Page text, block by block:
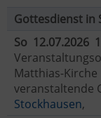
Gottesdienst in
So 12.07.2026
Matthias-Kirche
veranstaltende
Stockhausen,